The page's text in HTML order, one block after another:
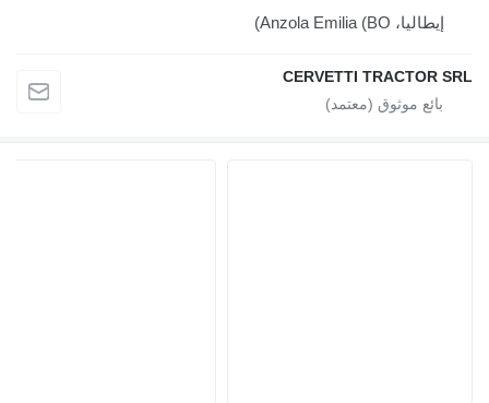
إيطاليا، Anzola Emilia (BO)
CERVETTI TRACTOR SRL